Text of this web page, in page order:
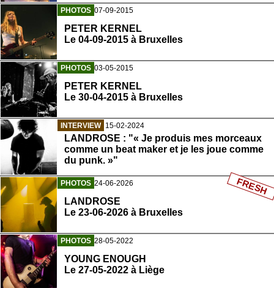
PHOTOS 07-09-2015
PETER KERNEL
Le 04-09-2015 à Bruxelles
PHOTOS 03-05-2015
PETER KERNEL
Le 30-04-2015 à Bruxelles
INTERVIEW 15-02-2024
LANDROSE : "« Je produis mes morceaux
comme un beat maker et je les joue comme
du punk. »"
PHOTOS 24-06-2026
LANDROSE
Le 23-06-2026 à Bruxelles
FRESH
PHOTOS 28-05-2022
YOUNG ENOUGH
Le 27-05-2022 à Liège